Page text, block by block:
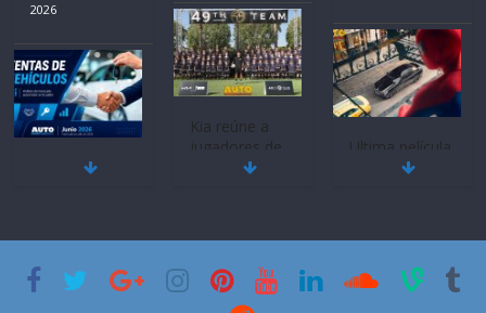
2026
Mercado
historia
11 de julio de
Kia reúne a
jugadores de
fútbol de todo
2026
Ultima película
‘Spider‑Man:
29 de julio de